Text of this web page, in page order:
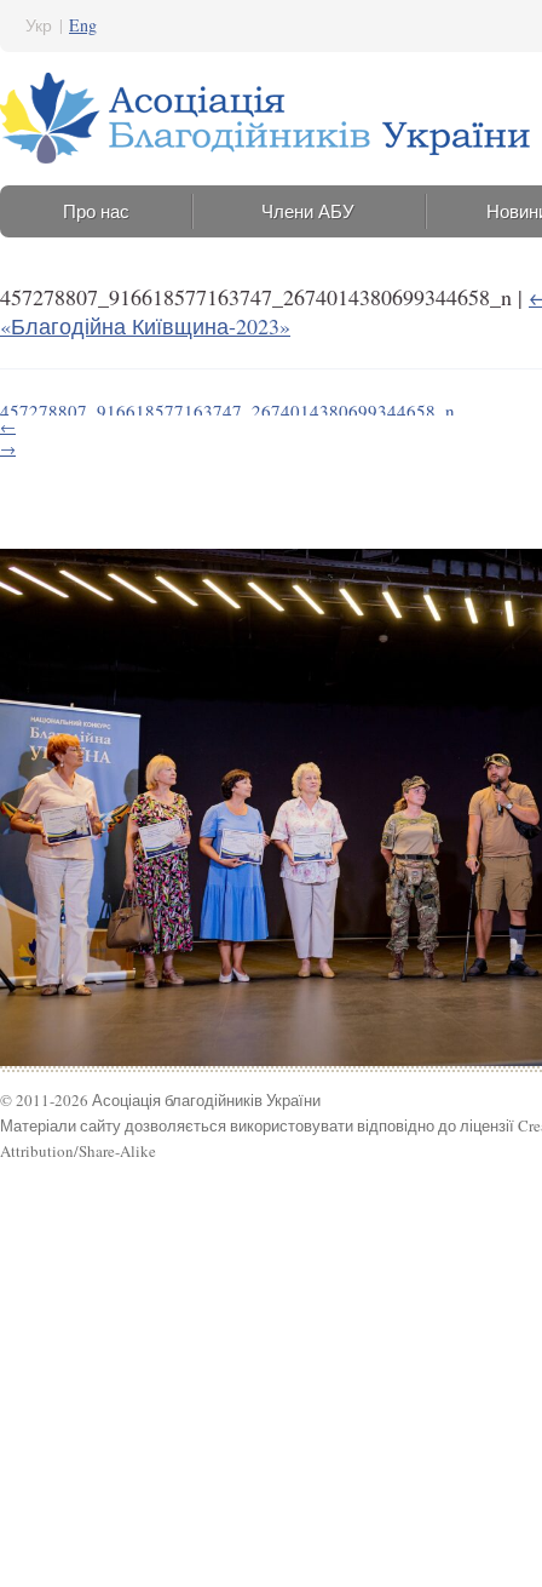
Укр | Eng
Про нас Члени АБУ
457278807_916618577163747_2674014380699344658_n |
«Благодійна Київщина-2023»
457278807_916618577163747_2674014380699344658_n
29 Серпня 2024 17:41
←
→
© 2011-2026 Асоціація благодійників України
Матеріали сайту дозволяється використовувати відповідно до ліцензії
Attribution/Share-Alike